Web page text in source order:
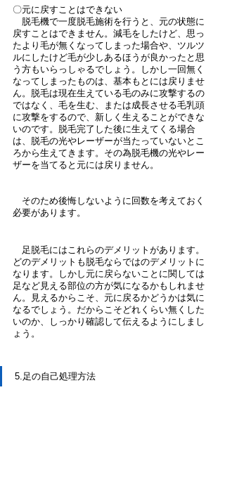
〇元に戻すことはできない
脱毛機で一度脱毛施術を行うと、元の状態に
戻すことはできません。減毛をしたけど、思っ
たより毛が無くなってしまった場合や、ツルツ
ルにしたけど毛が少しあるほうが良かったと思
う方もいらっしゃるでしょう。しかし一回無く
なってしまったものは、基本もとには戻りませ
ん。脱毛は現在生えている毛のみに攻撃するの
ではなく、毛を生む、または成長させる毛乳頭
に攻撃をするので、新しく生えることができな
いのです。脱毛完了した後に生えてくる場合
は、脱毛の光やレーザーが当たっていないとこ
ろから生えてきます。その為脱毛機の光やレー
ザーを当てると元には戻りません。
そのため後悔しないように回数を考えておく
必要があります。
足脱毛にはこれらのデメリットがあります。
どのデメリットも脱毛ならではのデメリットに
なります。しかし元に戻らないことに関しては
足など見える部位の方が気になるかもしれませ
ん。見えるからこそ、元に戻るかどうかは気に
なるでしょう。だからこそどれくらい無くした
いのか、しっかり確認して伝えるようにしまし
ょう。
5.足の自己処理方法